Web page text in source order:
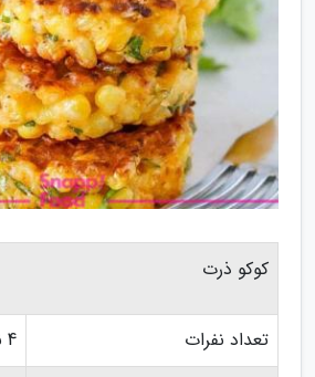
کوکو ذرت
تعداد نفرات
4 نفر